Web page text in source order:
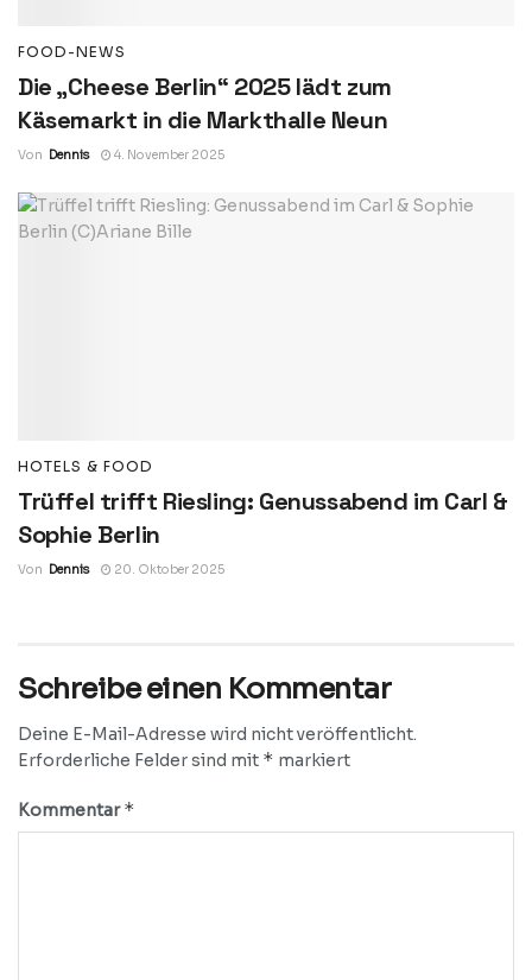
FOOD-NEWS
Die „Cheese Berlin“ 2025 lädt zum
Käsemarkt in die Markthalle Neun
Von Dennis 4. November 2025
HOTELS & FOOD
Trüffel trifft Riesling: Genussabend im Carl &
Sophie Berlin
Von Dennis 20. Oktober 2025
Schreibe einen Kommentar
Deine E-Mail-Adresse wird nicht veröffentlicht.
Erforderliche Felder sind mit * markiert
Kommentar*